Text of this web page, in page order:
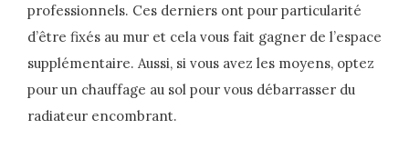
professionnels. Ces derniers ont pour particularité
d’être fixés au mur et cela vous fait gagner de l’espace
supplémentaire. Aussi, si vous avez les moyens, optez
pour un chauffage au sol pour vous débarrasser du
radiateur encombrant.